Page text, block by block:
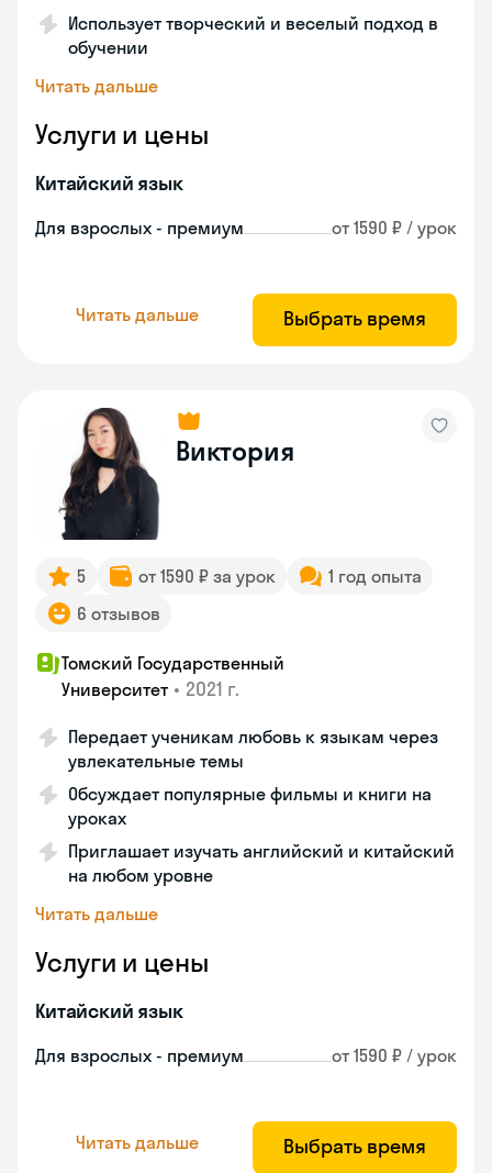
Использует творческий и веселый подход в
обучении
Читать дальше
Услуги и цены
Китайский язык
Для взрослых - премиум от 1590 ₽ / урок
Читать дальше Выбрать время
Виктория
5 от 1590 ₽ за урок
1 год опыта
6 отзывов
Томский Государственный
Университет • 2021 г.
Передает ученикам любовь к языкам через
увлекательные темы
Обсуждает популярные фильмы и книги на
уроках
Приглашает изучать английский и китайский
на любом уровне
Читать дальше
Услуги и цены
Китайский язык
Для взрослых - премиум от 1590 ₽ / урок
Читать дальше Выбрать время